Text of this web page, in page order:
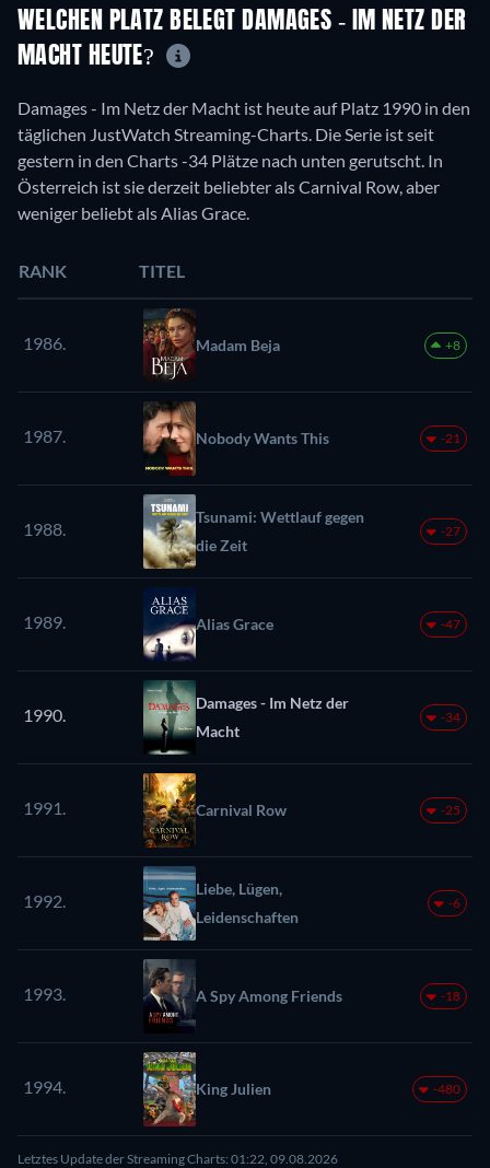
WELCHEN PLATZ BELEGT DAMAGES - IM NETZ DER
MACHT HEUTE?
Damages - Im Netz der Macht ist heute auf Platz 1990 in den
täglichen JustWatch Streaming-Charts. Die Serie ist seit
gestern in den Charts -34 Plätze nach unten gerutscht. In
Österreich ist sie derzeit beliebter als Carnival Row, aber
weniger beliebt als Alias Grace.
RANK TITEL
1986. Madam Beja +8
1987. Nobody Wants This -21
1988.
Tsunami: Wettlauf gegen
die Zeit
-27
1989. Alias Grace -47
1990.
Damages - Im Netz der
Macht
-34
1991. Carnival Row -25
1992.
Liebe, Lügen,
Leidenschaften
-6
1993. A Spy Among Friends -18
1994. King Julien -480
Letztes Update der Streaming Charts: 01:22, 09.08.2026